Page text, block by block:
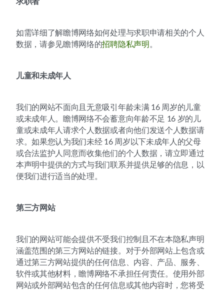
如需详细了解瞻博网络如何处理与求职申请相关的个人
数据，请参见瞻博网络的招聘隐私声明 。
儿童和未成年人
我们的网站不面向且无意吸引年龄未满 16 周岁的儿童
或未成年人。瞻博网络不会蓄意向年龄不足 16 岁的儿
童或未成年人请求个人数据或者向他们发送个人数据请
求。如果您认为我们未经 16 周岁以下未成年人的父母
或合法监护人同意而收集他们的个人数据，请立即通过
本声明中提供的方式与我们联系并提供足够的信息，以
便我们进行适当的处理。
第三方网站
我们的网站可能会提供不受我们控制且不在本隐私声明
涵盖范围的第三方网站的链接。对于外部网站上包含或
通过第三方网站提供的任何信息、内容、产品、服务、
软件或其他材料，瞻博网络不承担任何责任。使用外部
网站或外部网站包含的任何信息或其他内容时，您将受